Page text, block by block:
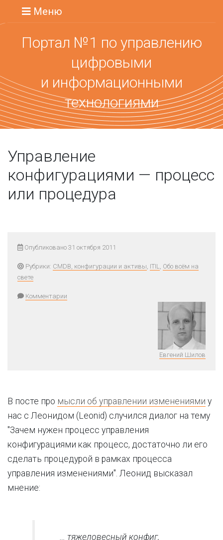
Меню
Портал №1 по управлению
цифровыми
и информационными
технологиями
Управление
конфигурациями — процесс
или процедура
Опубликовано 31 октября 2011
Рубрики: CMDB, конфигурации и активы, ITIL, Обо всём на
свете
Комментарии
Евгений Шилов
В посте про мысли об управлении изменениями у
нас с Леонидом (Leonid) случился диалог на тему
"Зачем нужен процесс управления
конфигурациями как процесс, достаточно ли его
сделать процедурой в рамках процесса
управления изменениями". Леонид высказал
мнение:
… тяжеловесный конфиг,